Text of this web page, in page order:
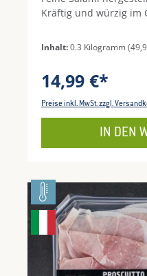
Kräftig und würzig im
Inhalt:0.3 Kilogramm
14,99 €*
Preise inkl. MwSt. zzgl.
IN DEN